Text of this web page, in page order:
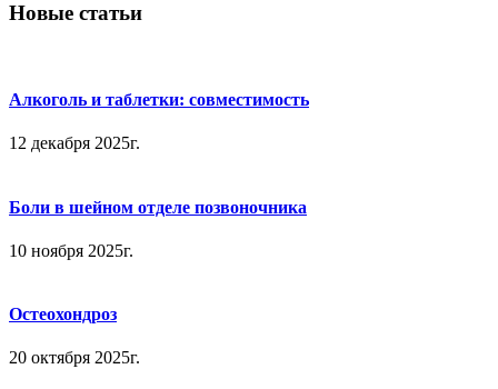
Новые статьи
Алкоголь и таблетки: совместимость
12 декабря 2025г.
Боли в шейном отделе позвоночника
10 ноября 2025г.
Остеохондроз
20 октября 2025г.